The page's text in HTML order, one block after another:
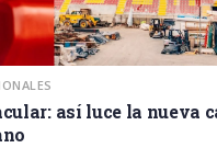
así luce la nueva